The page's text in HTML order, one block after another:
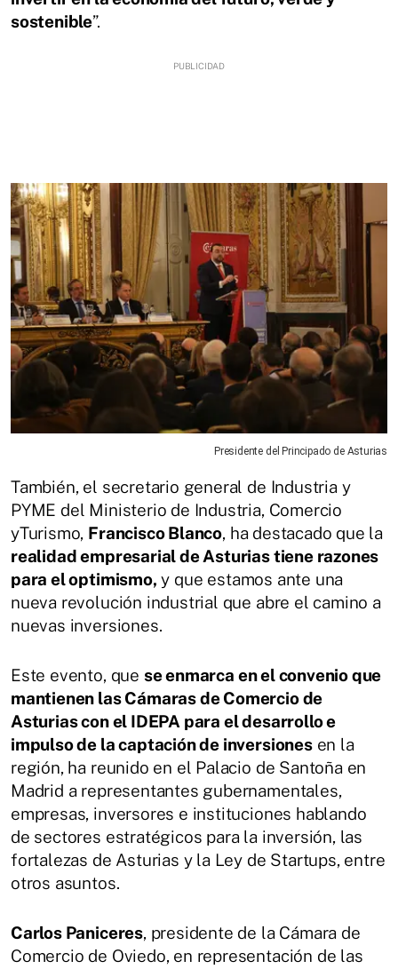
sostenible”.
Presidente del Principado de Asturias
También, el secretario general de Industria y
PYME del Ministerio de Industria, Comercio
yTurismo, Francisco Blanco, ha destacado que la
realidad empresarial de Asturias tiene razones
para el optimismo, y que estamos ante una
nueva revolución industrial que abre el camino a
nuevas inversiones.
Este evento, que se enmarca en el convenio que
mantienen las Cámaras de Comercio de
Asturias con el IDEPA para el desarrollo e
impulso de la captación de inversionesen la
región, ha reunido en el Palacio de Santoña en
Madrid a representantes gubernamentales,
empresas, inversores e instituciones hablando
de sectores estratégicos para la inversión, las
fortalezas de Asturias y la Ley de Startups, entre
otros asuntos.
Carlos Paniceres, presidente de la Cámara de
Comercio de Oviedo, en representación de las